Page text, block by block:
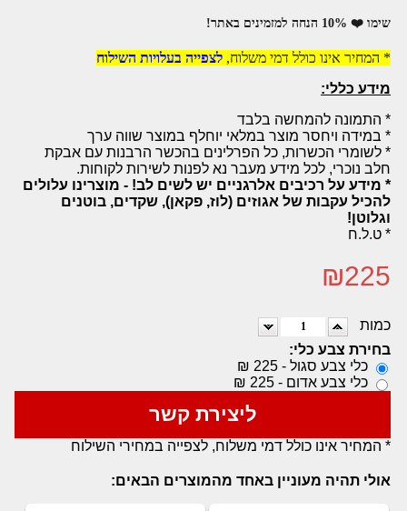
שימו ❤️ 10% הנחה למזמינים באתר!
* המחיר אינו כולל דמי משלוח, לצפייה בעלויות השילוח
מידע כללי:
* התמונה להמחשה בלבד
* במידה ויחסר מוצר במלאי יוחלף במוצר שווה ערך
* לשומרי הכשרות, כל הפרלינים בהכשר הרבנות עם אבקת
חלב נוכרי, לכל מידע מעבר נא לפנות לשירות לקוחות.
* מידע על רכיבים אלרגניים יש לשים לב! - מוצרינו עלולים
להכיל עקבות של אגוזים (לוז, פקאן), שקדים, בוטנים
וגלוטן!
* ט.ל.ח
₪225
כמות
בחירת צבע כלי:
כלי צבע סגול - 225 ₪
כלי צבע אדום - 225 ₪
ליצירת קשר
* המחיר אינו כולל דמי משלוח, לצפייה במחירי השילוח
אולי תהיה מעוניין באחד מהמוצרים הבאים: